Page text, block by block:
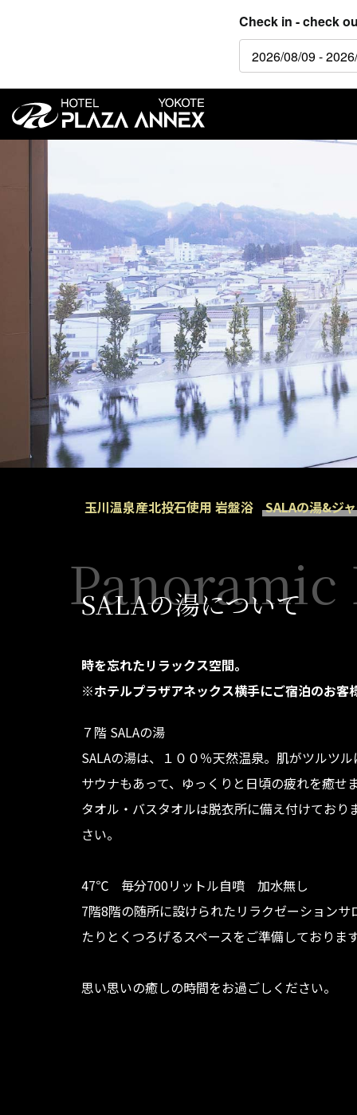
Check in - check
玉川温泉産北投石使用 岩盤浴 SALAの湯&ジ
SALAの湯について
時を忘れたリラックス空間。
※ホテルプラザアネックス横手にご宿泊のお客
７階 SALAの湯
SALAの湯は、１００％天然温泉。肌がツルツ
サウナもあって、ゆっくりと日頃の疲れを癒せ
タオル・バスタオルは脱衣所に備え付けており
さい。
47℃ 毎分700リットル自噴 加水無し
7階8階の随所に設けられたリラクゼーション
たりとくつろげるスペースをご準備しておりま
思い思いの癒しの時間をお過ごしください。